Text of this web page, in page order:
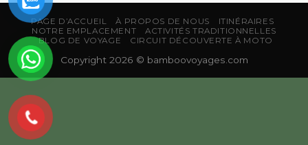
PAGE D’ACCUEIL À PROPOS DE NOUS
ITINÉRAIRES
NOTRE EMPLACEMENT
ACTIVITÉS TRADITIONNELLES
BLOG DE VOYAGE
CIRCUIT DÉCOUVERTE À MOTO
Copyright 2026 © bamboovoyages.com